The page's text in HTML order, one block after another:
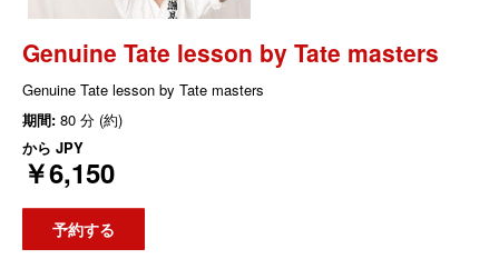
Genuine Tate lesson by Tate masters
Genuine Tate lesson by Tate masters
期間: 80 分 (約)
から JPY
￥6,150
予約する